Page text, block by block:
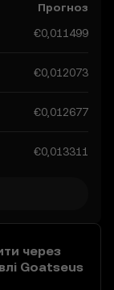
ефективність
щодо
Їх можна
Maximus
є
Прогноз
€0,011499
€0,012073
€0,012677
€0,013311
через
Goatseus